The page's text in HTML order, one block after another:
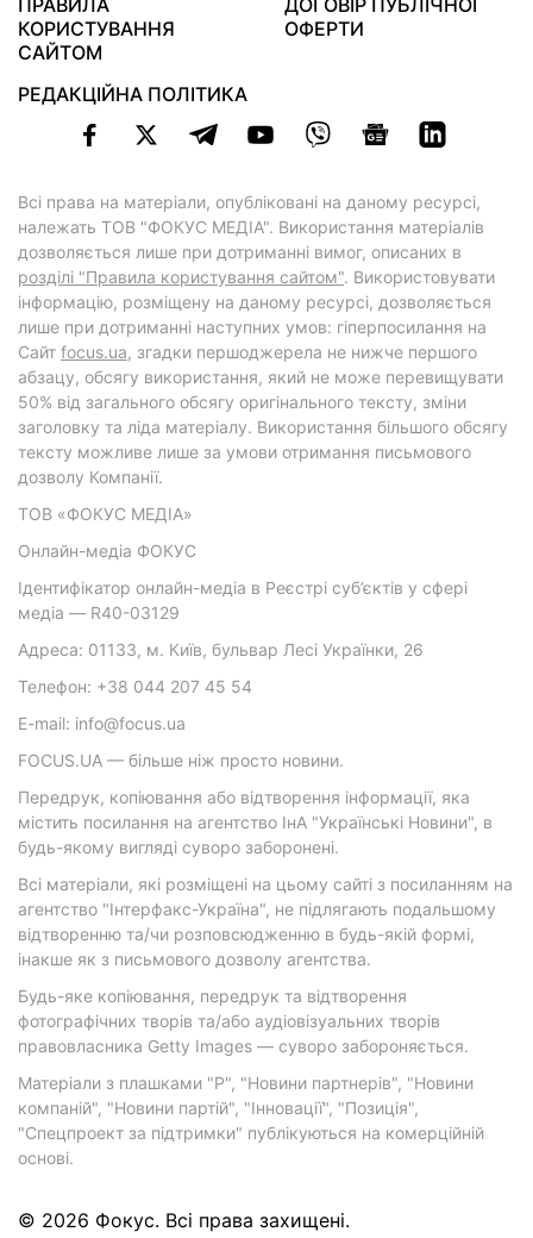
ПРАВИЛА
КОРИСТУВАННЯ
САЙТОМ
ДОГОВІР ПУБЛІЧНОЇ
ОФЕРТИ
РЕДАКЦІЙНА ПОЛІТИКА
Всі права на матеріали, опубліковані на даному ресурсі,
належать ТОВ "ФОКУС МЕДІА". Використання матеріалів
дозволяється лише при дотриманні вимог, описаних в
розділі "Правила користування сайтом". Використовувати
інформацію, розміщену на даному ресурсі, дозволяється
лише при дотриманні наступних умов: гіперпосилання на
Cайт focus.ua, згадки першоджерела не нижче першого
абзацу, обсягу використання, який не може перевищувати
50% від загального обсягу оригінального тексту, зміни
заголовку та ліда матеріалу. Використання більшого обсягу
тексту можливе лише за умови отримання письмового
дозволу Компанії.
ТОВ «ФОКУС МЕДІА»
Онлайн-медіа ФОКУС
Ідентифікатор онлайн-медіа в Реєстрі суб’єктів у сфері
медіа — R40-03129
Адреса: 01133, м. Київ, бульвар Лесі Українки, 26
Телефон: +38 044 207 45 54
E-mail: info@focus.ua
FOCUS.UA — більше ніж просто новини.
Передрук, копіювання або відтворення інформації, яка
містить посилання на агентство ІнА "Українські Новини", в
будь-якому вигляді суворо заборонені.
Всі матеріали, які розміщені на цьому сайті з посиланням на
агентство "Інтерфакс-Україна", не підлягають подальшому
відтворенню та/чи розповсюдженню в будь-якій формі,
інакше як з письмового дозволу агентства.
Будь-яке копіювання, передрук та відтворення
фотографічних творів та/або аудіовізуальних творів
правовласника Getty Images — суворо забороняється.
Матеріали з плашками "Р", "Новини партнерів", "Новини
компаній", "Новини партій", "Інновації", "Позиція",
"Спецпроект за підтримки" публікуються на комерційній
основі.
© 2026 Фокус. Всі права захищені.